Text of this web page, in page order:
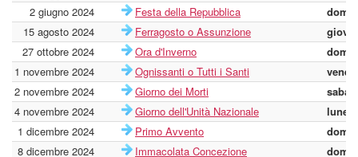
2 giugno 2024
Festa della Repubblica
15 agosto 2024
Ferragosto o Assunzione
27 ottobre 2024
Ora d'Inverno
1 novembre 2024
Ognissanti o Tutti i Santi
2 novembre 2024
Giorno dei Morti
4 novembre 2024
Giorno dell'Unità Nazionale
lunedì
1 dicembre 2024
Primo Avvento
8 dicembre 2024
Immacolata Concezione